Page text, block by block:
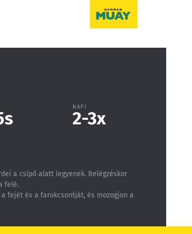
s
NAPI
2-3x
a csípő alatt legyenek. Belégzéskor
felé.
fejét és a farokcsontját, és mozogjon a